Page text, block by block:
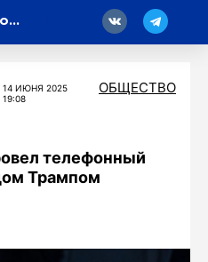
Лавров выразил соболезнования в связи с многочисленными жертвами в Иране
14 ИЮНЯ 2025
19:08
ОБЩЕСТВО
телефонный
Трампом